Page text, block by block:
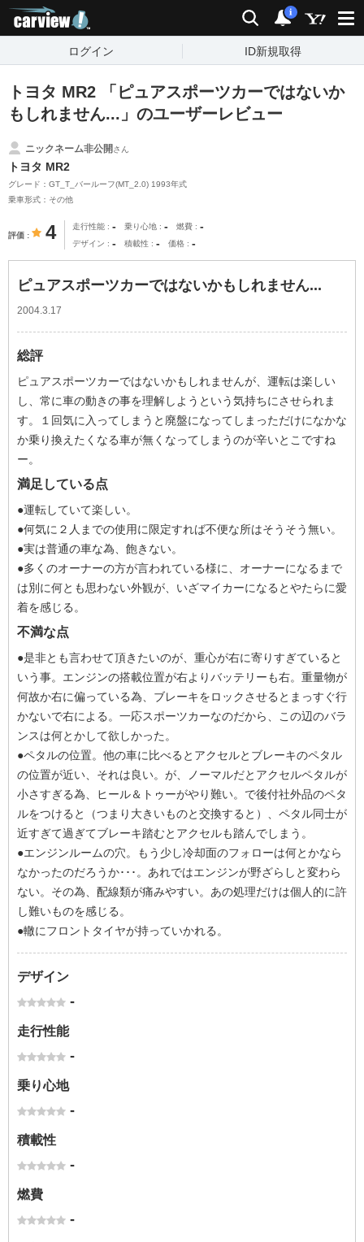
検索 通知
i
ログイン ID新規取得
トヨタ MR2 「ピュアスポーツカーではないか
もしれません...」のユーザーレビュー
ニックネーム非公開さん
トヨタ MR2
グレード：GT_T_バールーフ(MT_2.0) 1993年式
乗車形式：その他
評価 4 走行性能 - 乗り心地 - 燃費 -
デザイン - 積載性 - 価格 -
ピュアスポーツカーではないかもしれません...
2004.3.17
総評
ピュアスポーツカーではないかもしれませんが、運転は楽しい
し、常に車の動きの事を理解しようという気持ちにさせられま
す。１回気に入ってしまうと廃盤になってしまっただけになかな
か乗り換えたくなる車が無くなってしまうのが辛いとこですね
ー。
満足している点
●運転していて楽しい。
●何気に２人までの使用に限定すれば不便な所はそうそう無い。
●実は普通の車な為、飽きない。
●多くのオーナーの方が言われている様に、オーナーになるまで
は別に何とも思わない外観が、いざマイカーになるとやたらに愛
着を感じる。
不満な点
●是非とも言わせて頂きたいのが、重心が右に寄りすぎていると
いう事。エンジンの搭載位置が右よりバッテリーも右。重量物が
何故か右に偏っている為、ブレーキをロックさせるとまっすぐ行
かないで右による。一応スポーツカーなのだから、この辺のバラ
ンスは何とかして欲しかった。
●ペタルの位置。他の車に比べるとアクセルとブレーキのペタル
の位置が近い、それは良い。が、ノーマルだとアクセルペタルが
小さすぎる為、ヒール＆トゥーがやり難い。で後付社外品のペタ
ルをつけると（つまり大きいものと交換すると）、ペタル同士が
近すぎて過ぎてブレーキ踏むとアクセルも踏んでしまう。
●エンジンルームの穴。もう少し冷却面のフォローは何とかなら
なかったのだろうか･･･。あれではエンジンが野ざらしと変わら
ない。その為、配線類が痛みやすい。あの処理だけは個人的に許
し難いものを感じる。
●轍にフロントタイヤが持っていかれる。
デザイン
-
走行性能
-
乗り心地
-
積載性
-
燃費
-